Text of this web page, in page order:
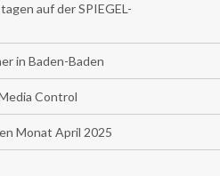
auf der SPIEGEL-
in Baden-Baden
Control
Monat April 2025